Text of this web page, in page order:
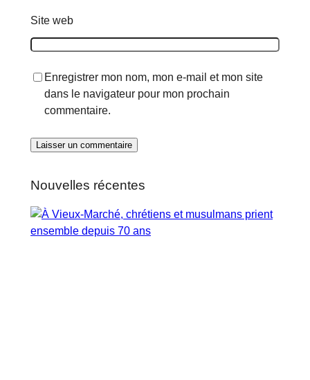
Site web
Enregistrer mon nom, mon e-mail et mon site
dans le navigateur pour mon prochain
commentaire.
Nouvelles récentes